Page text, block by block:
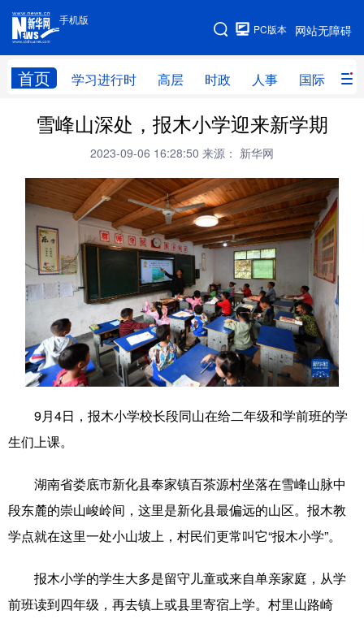
手机版
网站无障碍
PC版本
首页 学习进行时 高层 时政 人事 国际 财
手机版
网站地图
学习进行时 高层 时政 人事
财经 网评
台湾 思客智库 全球连线 教育
科技 科创 量子 体育
文化 书画 健康 军事
访谈 视频 图片 政务
法律 中央文件 金融 汽车
食品 人居 信息化 数字经济
文化产业
地方频道
雪峰山深处，报木小学迎来新学期
2023-09-06 16:28:50 来源： 新华网
9月4日，报木小学校长段同山在给二年级和学前班的学
生们上课。
湖南省娄底市新化县奉家镇百茶源村坐落在雪峰山脉中
段东麓的崇山峻岭间，这里是新化县最偏远的山区。报木教
学点就在这里一处小山坡上，村民们更常叫它“报木小学”。
报木小学的学生大多是留守儿童或来自单亲家庭，从学
前班读到四年级，再去镇上或县里寄宿上学。村里山路崎